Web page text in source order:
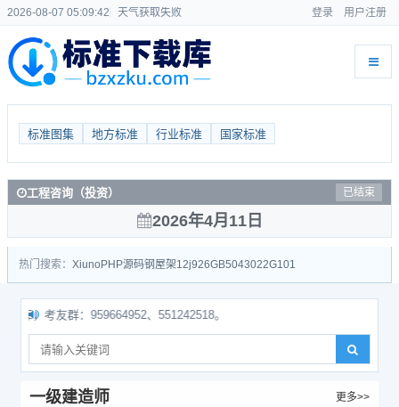
2026-08-07 05:09:43 天气获取失败 登录 用户注册
标准图集 地方标准 行业标准 国家标准
工程咨询（投资） 已结束
2026年4月11日
热门搜索： Xiuno PHP源码钢屋架12j926GB5043022G101
考友群：959664952、551242518。
一级建造师 更多>>